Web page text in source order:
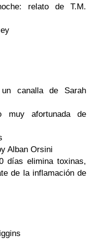
relato de T.M.
canalla de Sarah
muy afortunada de
Alban Orsini
días elimina toxinas,
de la inflamación de